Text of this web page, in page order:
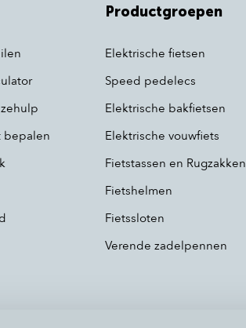
bepalen
Productgroepen
Elektrische fietsen
Speed pedelecs
Elektrische bakfietsen
Elektrische vouwfiets
Fietstassen en Rugzakken
Fietshelmen
Fietssloten
Verende zadelpennen